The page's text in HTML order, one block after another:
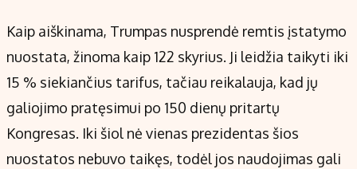
Kaip aiškinama, Trumpas nusprendė remtis įstatymo
nuostata, žinoma kaip 122 skyrius. Ji leidžia taikyti iki
15 % siekiančius tarifus, tačiau reikalauja, kad jų
galiojimo pratęsimui po 150 dienų pritartų
Kongresas. Iki šiol nė vienas prezidentas šios
nuostatos nebuvo taikęs, todėl jos naudojimas gali